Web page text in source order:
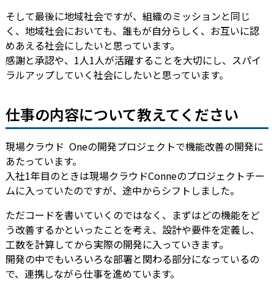
そして最後に地域社会ですが、組織のミッションと同じ
く、地域社会においても、誰もが自分らしく、お互いに認
めあえる社会にしたいと思っています。
感謝と承認や、1人1人が活躍することを大切にし、スパイ
ラルアップしていく社会にしたいと思っています。
仕事の内容について教えてください
現場クラウド Oneの開発プロジェクトで機能改善の開発に
あたっています。
入社1年目のときは現場クラウドConneのプロジェクトチー
ムに入っていたのですが、途中からシフトしました。
ただコードを書いていくのではなく、まずはどの機能をど
う改善するかといったことを考え、設計や要件を定義し、
工数を計算してから実際の開発に入っていきます。
開発の中でもいろいろな部署と関わる部分になっているの
で、連携しながら仕事を進めています。